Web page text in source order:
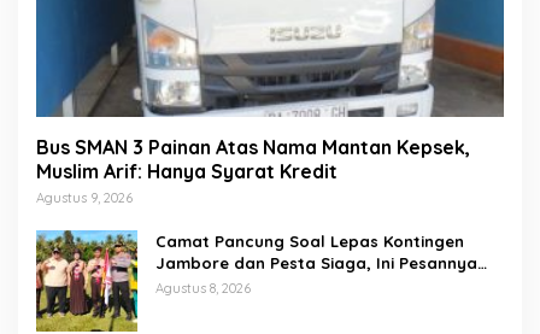
Bus SMAN 3 Painan Atas Nama Mantan Kepsek,
Muslim Arif: Hanya Syarat Kredit
Agustus 9, 2026
Camat Pancung Soal Lepas Kontingen
Jambore dan Pesta Siaga, Ini Pesannya
kepada Peserta
Agustus 8, 2026